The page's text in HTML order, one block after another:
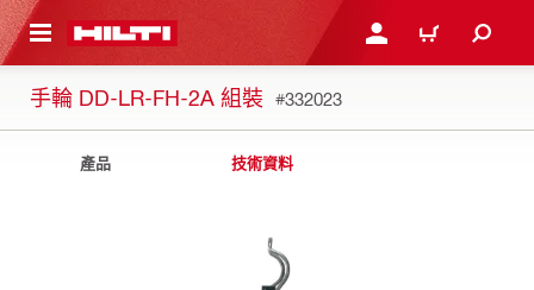
主要內容 登入或註冊購物車
手輪 DD-LR-FH-2A 組裝 #332023
產品 技術資料